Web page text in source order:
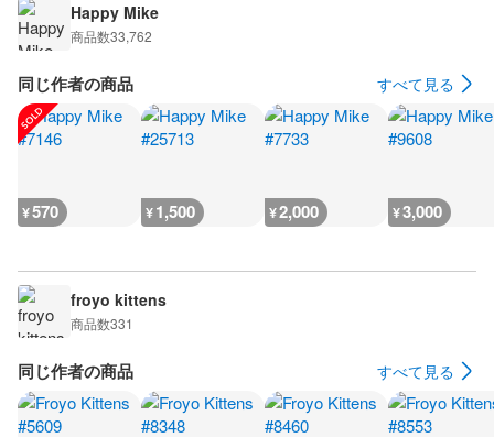
Happy Mike
商品数33,762
同じ作者の商品 すべて見る
¥570 ¥1,500 ¥2,000 ¥3,000
froyo kittens
商品数331
同じ作者の商品 すべて見る